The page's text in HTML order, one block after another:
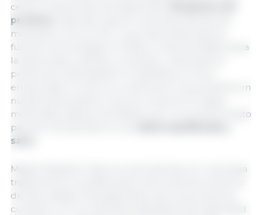
cerdo contiene aproximadamente
proteí
minerales como el zinc, muy importante para la
función inmunológica; el fósforo, imprescindible para
la salud ósea y dental; y el selenio, clave para la
protecció
embuchado no solo es
un alimento muy presente en
nuestra alimentación, que se consume en tapas,
meriendas, tablas y bocadillos, sino un producto apto
para ser introducido en una
sana.
Miguel España e Hijos
es una empresa con una larga
trayectoria en la elaboración de productos cárnicos
de alta calidad. Para garantizar que sus productos
cumplen con los más altos estándares de seguridad